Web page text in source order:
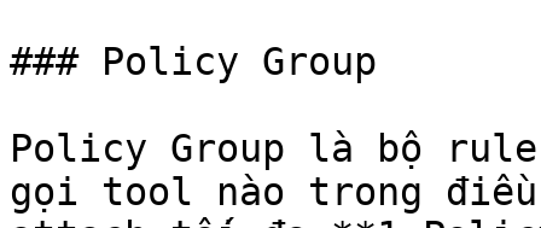
### Policy Group
Policy Group là bộ
gọi tool nào trong điều